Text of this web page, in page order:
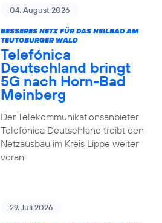
04. August 2026
BESSERES NETZ FÜR DAS HEILBAD AM
TEUTOBURGER WALD
Telefónica
Deutschland bringt
5G nach Horn-Bad
Meinberg
Der Telekommunikationsanbieter
Telefónica Deutschland treibt den
Netzausbau im Kreis Lippe weiter
voran
29. Juli 2026